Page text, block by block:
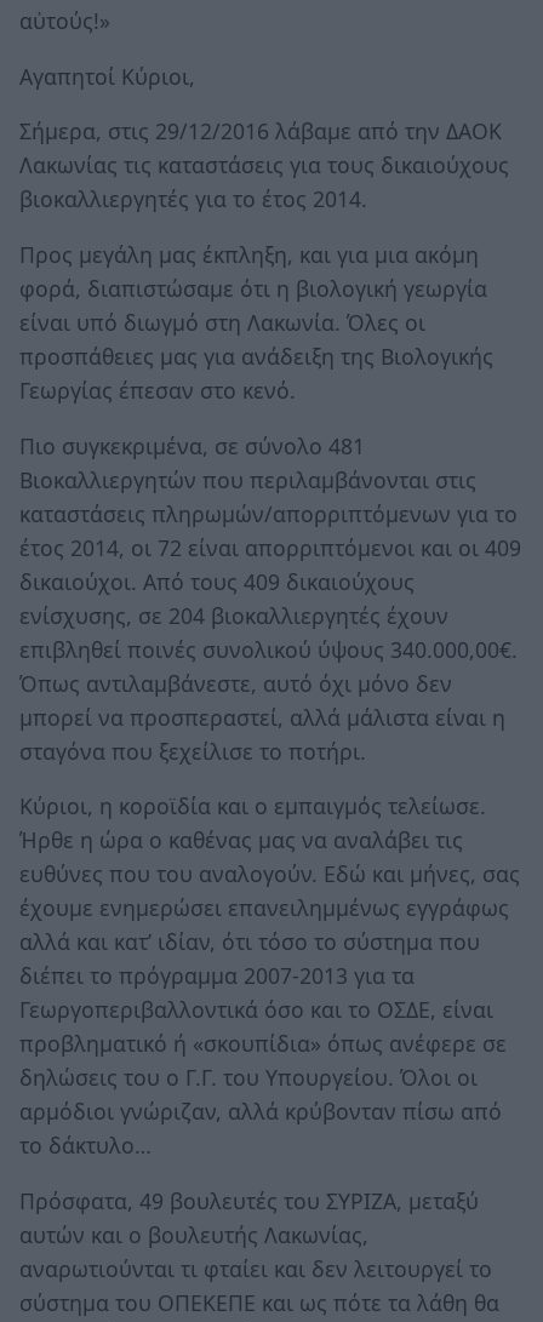
αὐτούς!»
Αγαπητοί Κύριοι,
Σήμερα, στις 29/12/2016 λάβαμε από την ΔΑΟΚ
Λακωνίας τις καταστάσεις για τους δικαιούχους
βιοκαλλιεργητές για το έτος 2014.
Προς μεγάλη μας έκπληξη, και για μια ακόμη
φορά, διαπιστώσαμε ότι η βιολογική γεωργία
είναι υπό διωγμό στη Λακωνία. Όλες οι
προσπάθειες μας για ανάδειξη της Βιολογικής
Γεωργίας έπεσαν στο κενό.
Πιο συγκεκριμένα, σε σύνολο 481
Βιοκαλλιεργητών που περιλαμβάνονται στις
καταστάσεις πληρωμών/απορριπτόμενων για το
έτος 2014, οι 72 είναι απορριπτόμενοι και οι 409
δικαιούχοι. Από τους 409 δικαιούχους
ενίσχυσης, σε 204 βιοκαλλιεργητές έχουν
επιβληθεί ποινές συνολικού ύψους 340.000,00€.
Όπως αντιλαμβάνεστε, αυτό όχι μόνο δεν
μπορεί να προσπεραστεί, αλλά μάλιστα είναι η
σταγόνα που ξεχείλισε το ποτήρι.
Κύριοι, η κοροϊδία και ο εμπαιγμός τελείωσε.
Ήρθε η ώρα ο καθένας μας να αναλάβει τις
ευθύνες που του αναλογούν. Εδώ και μήνες, σας
έχουμε ενημερώσει επανειλημμένως εγγράφως
αλλά και κατ’ ιδίαν, ότι τόσο το σύστημα που
διέπει το πρόγραμμα 2007-2013 για τα
Γεωργοπεριβαλλοντικά όσο και το ΟΣΔΕ, είναι
προβληματικό ή «σκουπίδια» όπως ανέφερε σε
δηλώσεις του ο Γ.Γ. του Υπουργείου. Όλοι οι
αρμόδιοι γνώριζαν, αλλά κρύβονταν πίσω από
το δάκτυλο…
Πρόσφατα, 49 βουλευτές του ΣΥΡΙΖΑ, μεταξύ
αυτών και ο βουλευτής Λακωνίας,
αναρωτιούνται τι φταίει και δεν λειτουργεί το
σύστημα του ΟΠΕΚΕΠΕ και ως πότε τα λάθη θα